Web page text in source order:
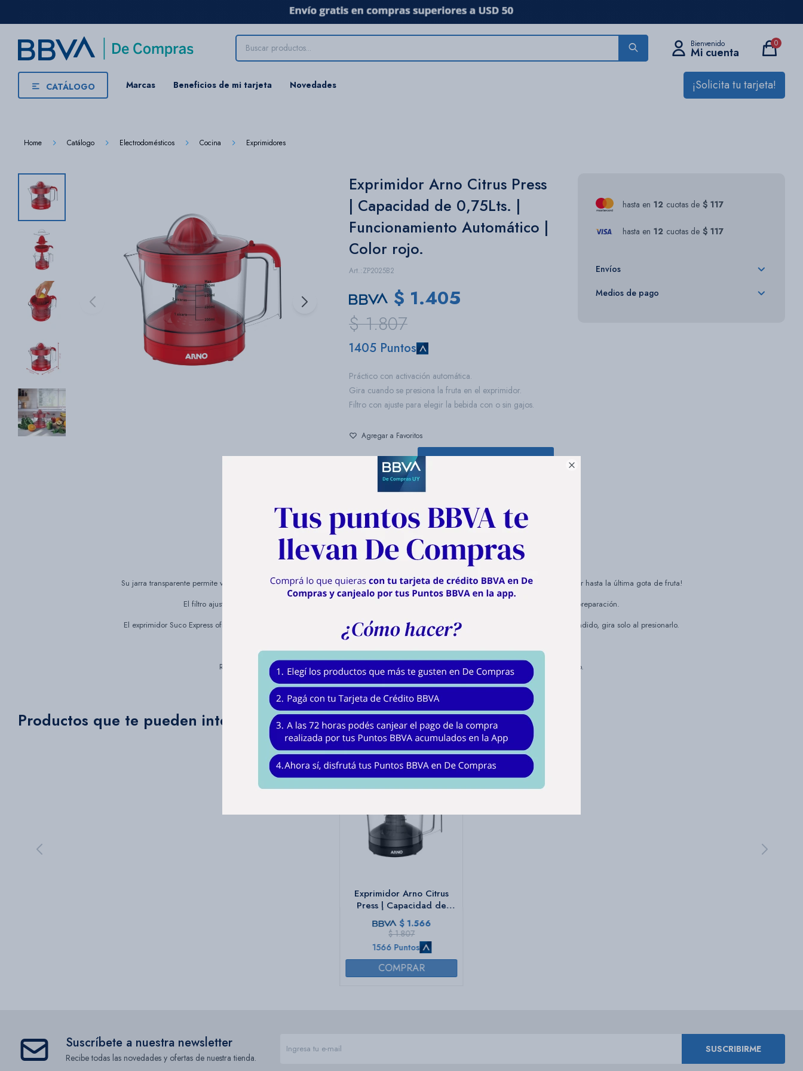

CATÁLOGO Marcas Beneficios de mi tarjeta Novedades ¡Solicita tu tarjeta!
0
Home Catálogo Electrodomésticos Cocina Exprimidores
Exprimidor Arno Citrus Press
| Capacidad de 0,75Lts. |
Funcionamiento Automático |
Color rojo.
ZP2025B2
$ 1.405
$ 1.807
1405 Puntos
Práctico con activación automática.
Gira cuando se presiona la fruta en el exprimidor.
Filtro con ajuste para elegir la bebida con o sin gajos.
1
hasta en 12 cuotas de $ 117
hasta en 12 cuotas de $ 117
Envíos
Medios de pago
Descripción
¡El exprimidor Citrus Express de Arno llega con un diseño renovado!
Su jarra transparente permite ver fácilmente el jugo, con una capacidad de 0,75 L. Además, tiene 40 W de potencia, ¡ideal para extraer hasta la última gota de fruta!
El filtro ajustable te permite elegir la bebida con o sin los segmentos, además de la rotación alternada que agiliza la preparación.
El exprimidor Suco Express ofrece una comodidad total gracias a su funcionamiento automático: incluso cuando el producto está encendido, gira solo al presionarlo.
Resultados rápidos y deliciosos, con sus 40W de potencia es ideal para extraer hasta la última gota de jugo.
Productos que te pueden interesar
Exprimidor Arno Citrus
Press | Capacidad de
0,75Lts. | Automática |
Color negro.
$ 1.566
$ 1.807
1566 Puntos
Suscríbete a nuestra newsletter
Recibe todas las novedades y ofertas de nuestra tienda.
SUSCRIBIRME